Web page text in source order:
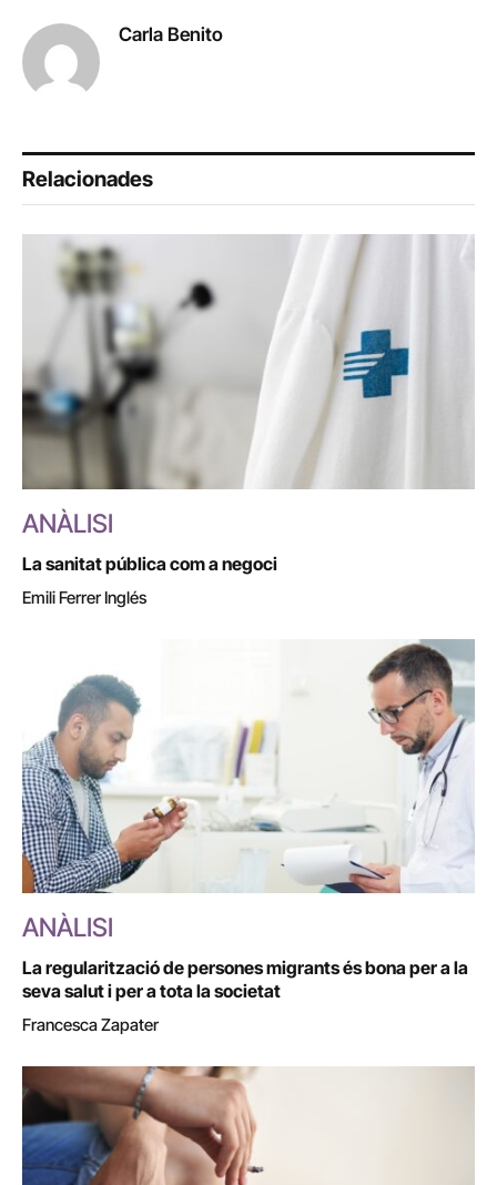
Carla Benito
Relacionades
ANÀLISI
La sanitat pública com a negoci
Emili Ferrer Inglés
ANÀLISI
La regularització de persones migrants és bona per a la
seva salut i per a tota la societat
Francesca Zapater